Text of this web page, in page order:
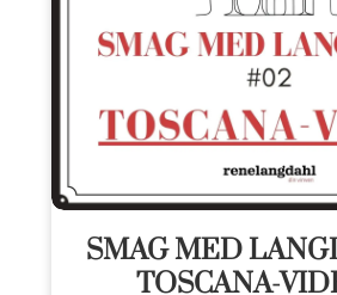
SMAG MED
TOSCANA-